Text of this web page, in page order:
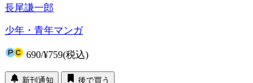
長尾謙一郎
少年・青年マンガ
690/¥759(税込)
新刊通知
後で買う